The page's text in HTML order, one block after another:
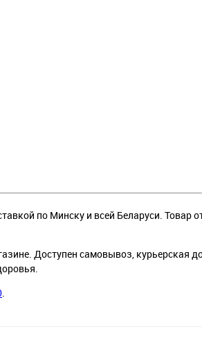
по Минску и всей Беларуси. Товар
Доступен самовывоз, курьерская
.